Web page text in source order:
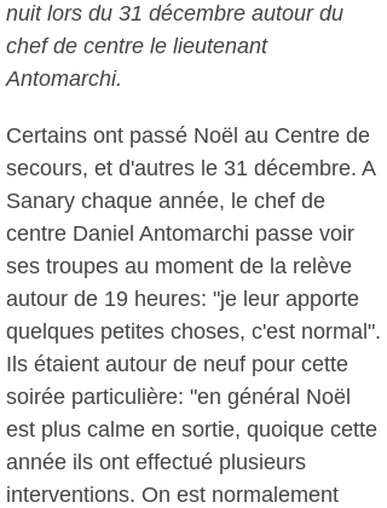
nuit lors du 31 décembre autour du
chef de centre le lieutenant
Antomarchi.
Certains ont passé Noël au Centre de
secours, et d'autres le 31 décembre. A
Sanary chaque année, le chef de
centre Daniel Antomarchi passe voir
ses troupes au moment de la relève
autour de 19 heures: "je leur apporte
quelques petites choses, c'est normal".
Ils étaient autour de neuf pour cette
soirée particulière: "en général Noël
est plus calme en sortie, quoique cette
année ils ont effectué plusieurs
interventions. On est normalement